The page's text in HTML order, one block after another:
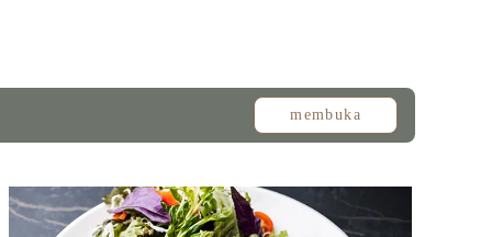
membuka